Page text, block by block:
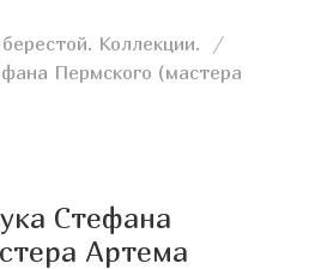
Коллекции.
Пермского (мастера
Стефана
Артема